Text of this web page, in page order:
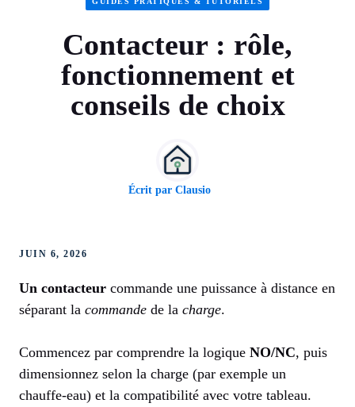
Contacteur : rôle,
fonctionnement et
conseils de choix
Écrit par Clausio
JUIN 6, 2026
Un contacteur commande une puissance à distance en
séparant la commande de la charge.
Commencez par comprendre la logique NO/NC, puis
dimensionnez selon la charge (par exemple un
chauffe-eau) et la compatibilité avec votre tableau.